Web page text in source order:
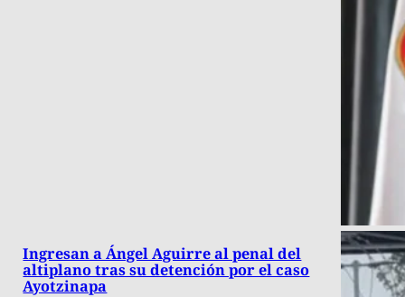
Ingresan a Ángel Aguirre al penal del
altiplano tras su detención por el caso
Ayotzinapa